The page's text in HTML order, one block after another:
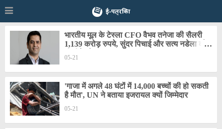
भारतीय मूल के टेस्ला CFO वैभव तनेजा की सैलरी
1,139 करोड़ रुपये, सुंदर पिचाई और सत्य नडेला को
05-21
'गाजा में अगले 48 घंटों में 14,000 बच्चों की हो सकती
है मौत', UN ने बताया इजरायल क्यों जिम्मेदार
05-21